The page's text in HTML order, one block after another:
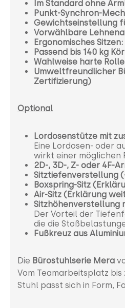
Im Standard ohne
Punkt-Synchron-
Gewichtseinstellung
Vorwählbare
Ergonomisches
Passend bis 140 kg
Wahlweise harte
Umweltfreundlicher
Zertifizierung)
Optional
Lordosenstütze mit
Eine Lordosen- oder
wirkt einer möglichen
2D-, 3D-, Z- oder 4F-
Sitztiefenverstellung
Boxspring-Sitz
Air-Sitz (Erklärung
Sitzhöhenverstellung
Der Vorteil der
die die
Fußkreuz aus
Die Bürostuhlserie Mera
Vom Teamarbeitsplatz
Stuhl passt sich in Form,